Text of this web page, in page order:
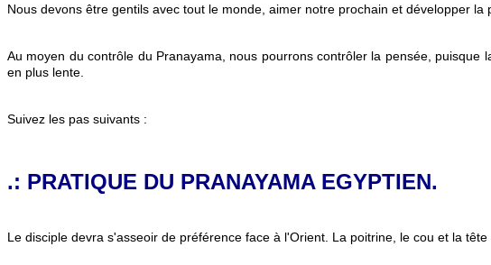
Nous devons être gentils avec tout le monde, aimer notre prochain et développer
Au moyen du contrôle du Pranayama, nous pourrons contrôler la pensée,
en plus lente.
Suivez les pas suivants :
.: PRATIQUE DU PRANAYAMA EGYPTIEN.
Le disciple devra s'asseoir de préférence face à l'Orient. La poitrine, le cou et la